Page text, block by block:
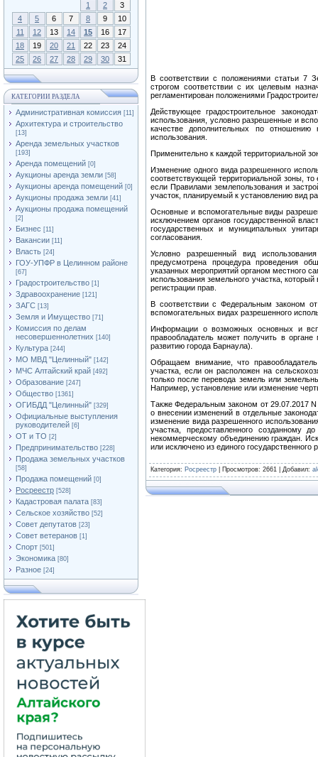
1
2
3
4
5 6 7 8 9
10
11
12 13 14 15 16
17
18
19 20 21 22 23
24
25
26 27 28 29 30 31
КАТЕГОРИИ РАЗДЕЛА
Административная комиссия [11]
Архитектура и строительство
[13]
Аренда земельных участков
[193]
Аренда помещений [0]
Аукционы аренда земли [58]
Аукционы аренда помещений [0]
Аукционы продажа земли [41]
Аукционы продажа помещений
[2]
Бизнес [11]
Вакансии [11]
Власть [24]
ГОУ-УПФР в Целинном районе
[67]
Градостроительство [1]
Здравоохранение [121]
ЗАГС [13]
Земля и Имущество [71]
Комиссия по делам
несовершеннолетних [140]
Культура [244]
МО МВД "Целинный" [142]
МЧС Алтайский край [492]
Образование [247]
Общество [1361]
ОГИБДД "Целинный" [329]
Официальные выступления
руководителей [6]
ОТ и ТО [2]
Предпринимательство [228]
Продажа земельных участков
[58]
Продажа помещений [0]
Росреестр [528]
Кадастровая палата [83]
Сельское хозяйство [52]
Совет депутатов [23]
Совет ветеранов [1]
Спорт [501]
Экономика [80]
Разное [24]
В соответствии с положениями статьи 7
строгом соответствии с их целевым
регламентирован положениями
Действующее градостроительное
использования, условно разрешенные и
качестве дополнительных по
использования.
Применительно к каждой территориальной
Изменение одного вида разрешенного
соответствующей территориальной зоны,
если Правилами землепользования и
участок, планируемый к установлению вид
Основные и вспомогательные виды
исключением органов государственной
государственных и муниципальных
согласования.
Условно разрешенный вид
предусмотрена процедура проведения
указанных мероприятий органом местного
использования земельного участка,
регистрации прав.
В соответствии с Федеральным законом
вспомогательных видах разрешенного
Информации о возможных основных и
правообладатель может получить в
развитию города Барнаула).
Обращаем внимание, что
участка, если он расположен на
только после перевода земель или
Например, установление или изменение
Также Федеральным законом от 29.07.2017
о внесении изменений в отдельные
изменение вида разрешенного
участка, предоставленного созданному
некоммерческому объединению граждан.
или исключено из единого
Категория: Росреестр Просмотров: 2661 | Добавил: